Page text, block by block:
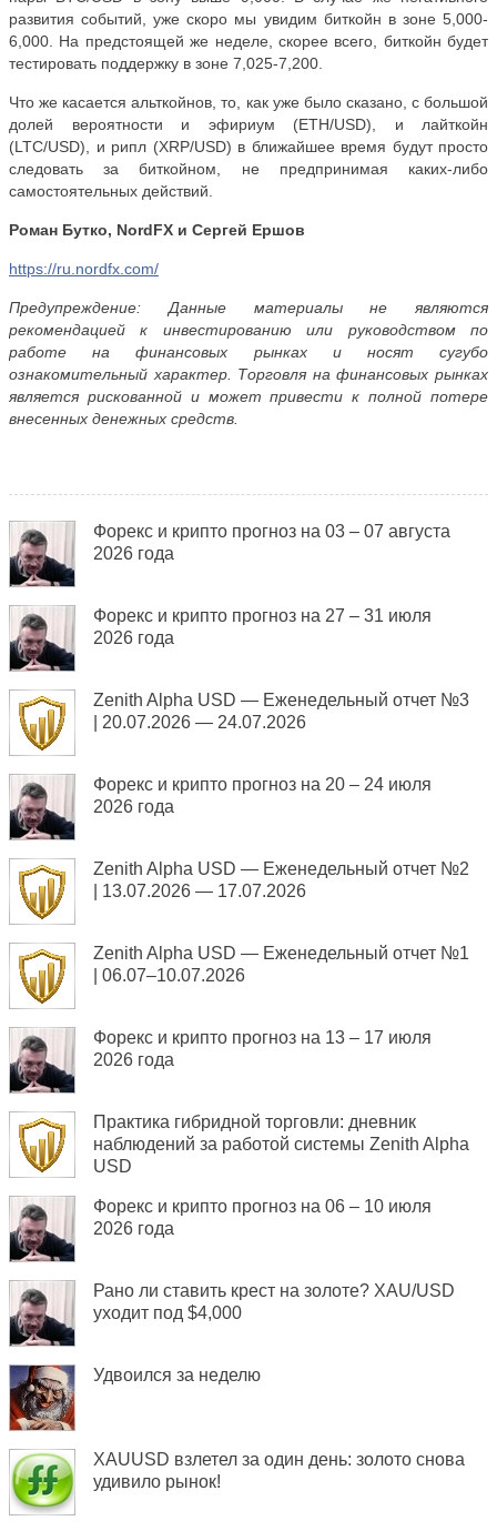
развития событий, уже скоро мы увидим биткойн в зоне 5,000-
6,000. На предстоящей же неделе, скорее всего, биткойн будет
тестировать поддержку в зоне 7,025-7,200.
Что же касается альткойнов, то, как уже было сказано, с большой
долей вероятности и эфириум (ETH/USD), и лайткойн
(LTC/USD), и рипл (XRP/USD) в ближайшее время будут просто
следовать за биткойном, не предпринимая каких-либо
самостоятельных действий.
Роман Бутко, NordFX и Сергей Ершов
https://ru nordfx com/
Предупреждение: Данные материалы не являются
рекомендацией к инвестированию или руководством по
работе на финансовых рынках и носят сугубо
ознакомительный характер. Торговля на финансовых рынках
является рискованной и может привести к полной потере
внесенных денежных средств.
Форекс и крипто прогноз на 03 – 07 августа
2026 года
Форекс и крипто прогноз на 27 – 31 июля
2026 года
Zenith Alpha USD — Еженедельный отчет №3
| 20.07.2026 — 24.07.2026
Форекс и крипто прогноз на 20 – 24 июля
2026 года
Zenith Alpha USD — Еженедельный отчет №2
| 13.07.2026 — 17.07.2026
Zenith Alpha USD — Еженедельный отчет №1
| 06.07–10.07.2026
Форекс и крипто прогноз на 13 – 17 июля
2026 года
Практика гибридной торговли: дневник
наблюдений за работой системы Zenith Alpha
USD
Форекс и крипто прогноз на 06 – 10 июля
2026 года
Рано ли ставить крест на золоте? XAU/USD
уходит под $4,000
Удвоился за неделю
XAUUSD взлетел за один день: золото снова
удивило рынок!